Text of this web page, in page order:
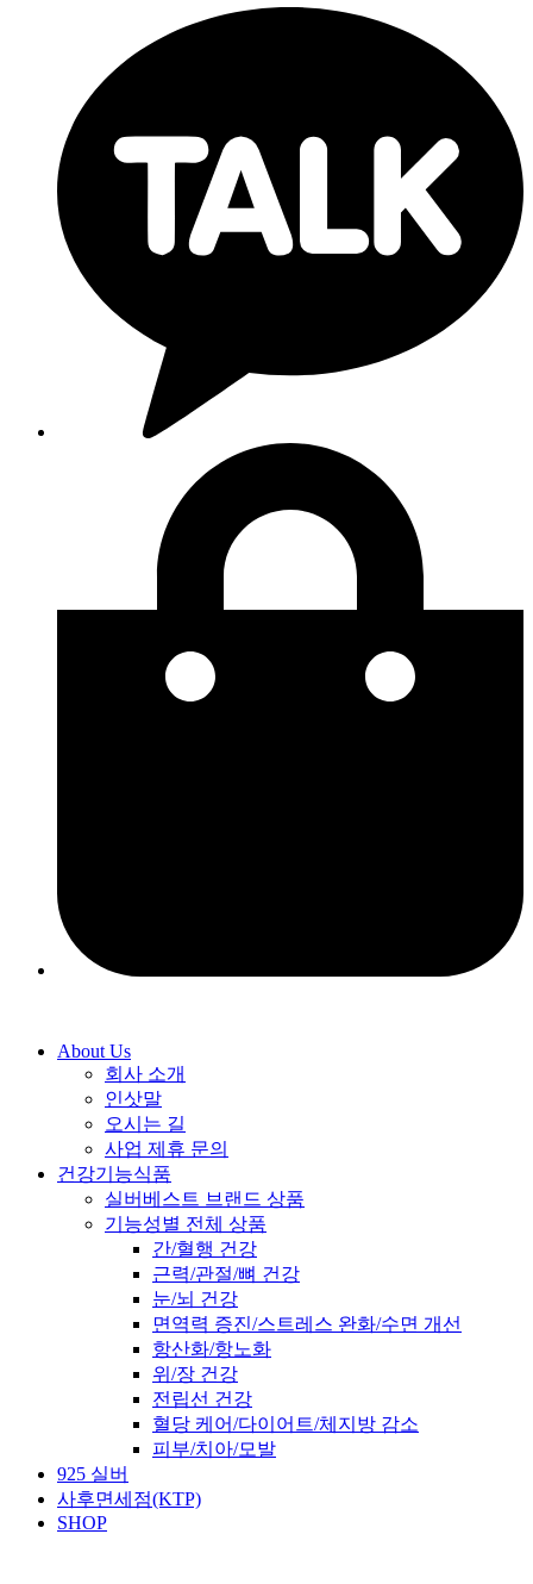
About Us
회사 소개
인삿말
오시는 길
사업 제휴 문의
건강기능식품
실버베스트 브랜드 상품
기능성별 전체 상품
간/혈행 건강
근력/관절/뼈 건강
눈/뇌 건강
면역력 증진/스트레스 완화/수면 개선
항산화/항노화
위/장 건강
전립선 건강
혈당 케어/다이어트/체지방 감소
피부/치아/모발
925 실버
사후면세점(KTP)
SHOP